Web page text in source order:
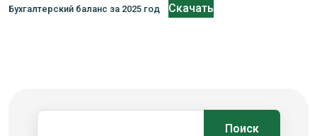
Бухгалтерский баланс за 2025 год Скачать
Поиск